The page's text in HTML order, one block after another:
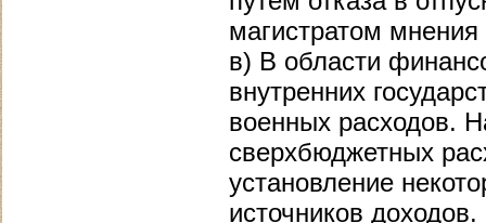
магистратом мнения
в) В области
внутренних
военных расходов.
сверхбюджетных
установление
источников